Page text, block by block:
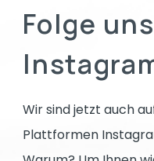
Folge
Wir sind jetzt auch
Plattformen